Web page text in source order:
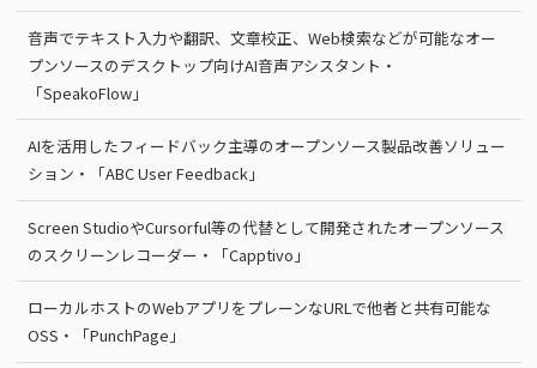
音声でテキスト入力や翻訳、文章校正、Web検索などが可能なオー
プンソースのデスクトップ向けAI音声アシスタント・
「SpeakoFlow」
AIを活用したフィードバック主導のオープンソース製品改善ソリュー
ション・「ABC User Feedback」
Screen StudioやCursorful等の代替として開発されたオープンソース
のスクリーンレコーダー・「Capptivo」
ローカルホストのWebアプリをプレーンなURLで他者と共有可能な
OSS・「PunchPage」